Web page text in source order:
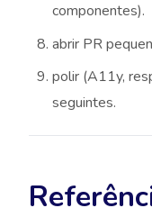
componentes).
abrir PR
polir (A11y,
seguintes.